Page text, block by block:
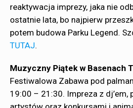
reaktywacja imprezy, jaka nie
ostatnie lata, bo najpierw
potem budowa Parku Legend.
TUTAJ.
Muzyczny Piątek w Basenach
Festiwalowa Zabawa pod
19:00 – 21:30. Impreza z dj’em,